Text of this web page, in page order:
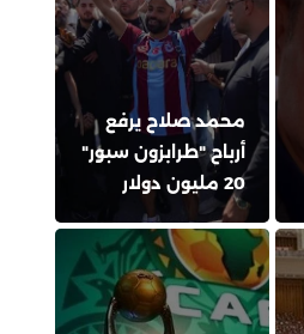
محمد صلاح يرفع
أرباح "طرابزون سبور"
20 مليون دولار